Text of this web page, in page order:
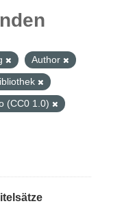
Author
(CC0 1.0)